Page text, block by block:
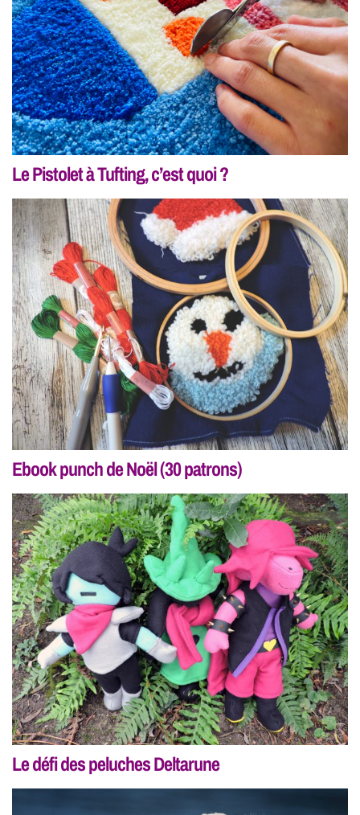
Le Pistolet à Tufting, c’est quoi ?
Ebook punch de Noël (30 patrons)
Le défi des peluches Deltarune